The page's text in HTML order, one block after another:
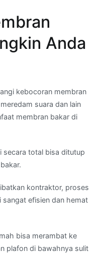
Anda
kebocoran membran
suara dan lain
membran bakar di
secara total bisa ditutup
kontraktor, proses
sangat efisien dan hemat
bisa merambat ke
plafon di bawahnya sulit